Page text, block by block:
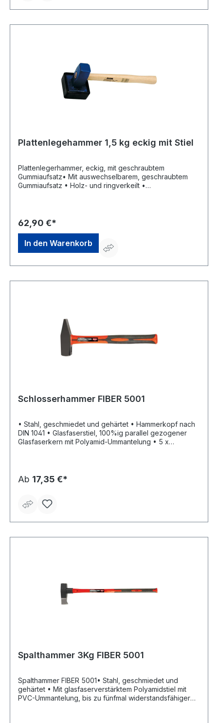
Plattenlegehammer 1,5 kg eckig mit Stiel
Plattenlegerhammer, eckig, mit geschraubtem
Gummiaufsatz• Mit auswechselbarem, geschraubtem
Gummiaufsatz • Holz- und ringverkeilt •
62,90 €*
In den Warenkorb
Schlosserhammer FIBER 5001
• Stahl, geschmiedet und gehärtet • Hammerkopf nach
DIN 1041 • Glasfaserstiel, 100%ig parallel gezogener
Glasfaserkern mit Polyamid-Ummantelung • 5 x
Ab 17,35 €*
Spalthammer 3Kg FIBER 5001
Spalthammer FIBER 5001• Stahl, geschmiedet und
gehärtet • Mit glasfaserverstärktem Polyamidstiel mit
PVC-Ummantelung, bis zu fünfmal widerstandsfähiger